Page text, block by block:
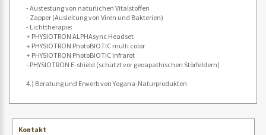
- Austestung von natürlichen Vitalstoffen
- Zapper (Ausleitung von Viren und Bakterien)
- Lichttherapie:
+ PHYSIOTRON ALPHAsync Headset
+ PHYSIOTRON PhotoBIOTIC multi color
+ PHYSIOTRON PhotoBIOTIC Infrarot
- PHYSIOTRON E-shield (schützt vor geoapathischen Störfeldern)
4.) Beratung und Erwerb von Yogana-Naturprodukten
Kontakt